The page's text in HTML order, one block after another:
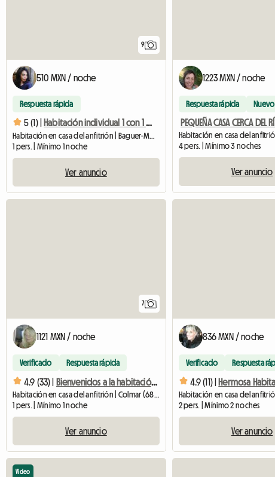
9
510 MXN / noche
Respuesta rápida
5 (1) | Habitación individual 1 con 1 cama doble en alquiler
Habitación en casa del anfitrión | Baguer-Morvan (35120) | 10 M2
1 pers. | Mínimo 1 noche
Ver anuncio
1223 MXN / noche
Respuesta rápida Nuevo
PEQUEÑA CASA CERCA DEL
4 pers. | Mínimo 3 noches
Ver anuncio
7
1121 MXN / noche
Verificado Respuesta rápida
4.9 (33) | Bienvenidos a la habitación de Tiina, Turku.
Habitación en casa del anfitrión | Colmar (68000) | 11 M2
1 pers. | Mínimo 1 noche
Ver anuncio
836 MXN / noche
Verificado Respuesta
4.9 (11) |
2 pers. | Mínimo 2 noches
Ver anuncio
Video